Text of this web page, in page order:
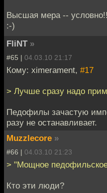
Высшая мера --
:-)
FliNT »
#65 | 04.03.10 21:17
Кому: ximerament, #17
> Лучше сразу надо
Педофилы зачастую
разу не останавливает.
Muzzlecore »
#66 | 04.03.10 21:23
> "Мощное
Кто эти люди?